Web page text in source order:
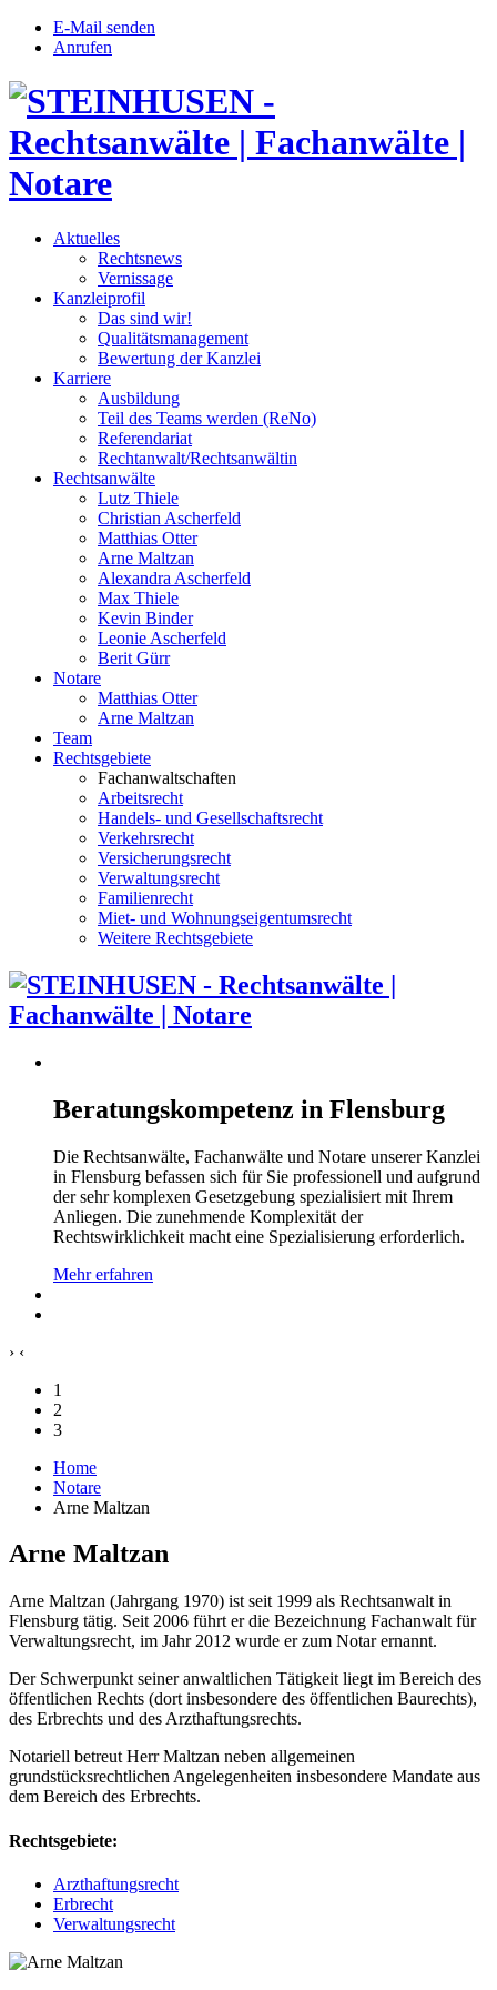
E-Mail senden
Anrufen
Aktuelles
Rechtsnews
Vernissage
Kanzleiprofil
Das sind wir!
Qualitätsmanagement
Bewertung der Kanzlei
Karriere
Ausbildung
Teil des Teams werden (ReNo)
Referendariat
Rechtanwalt/Rechtsanwältin
Rechtsanwälte
Lutz Thiele
Christian Ascherfeld
Matthias Otter
Arne Maltzan
Alexandra Ascherfeld
Max Thiele
Kevin Binder
Leonie Ascherfeld
Berit Gürr
Notare
Matthias Otter
Arne Maltzan
Team
Rechtsgebiete
Fachanwaltschaften
Arbeitsrecht
Handels- und Gesellschaftsrecht
Verkehrsrecht
Versicherungsrecht
Verwaltungsrecht
Familienrecht
Miet- und Wohnungseigentumsrecht
Weitere Rechtsgebiete
Beratungskompetenz in Flensburg
Die Rechtsanwälte, Fachanwälte und Notare unserer Kanzlei
in Flensburg befassen sich für Sie professionell und aufgrund
der sehr komplexen Gesetzgebung spezialisiert mit Ihrem
Anliegen. Die zunehmende Komplexität der
Rechtswirklichkeit macht eine Spezialisierung erforderlich.
Mehr erfahren
› ‹
1
2
3
Home
Notare
Arne Maltzan
Arne Maltzan
Arne Maltzan (Jahrgang 1970) ist seit 1999 als Rechtsanwalt in
Flensburg tätig. Seit 2006 führt er die Bezeichnung Fachanwalt für
Verwaltungsrecht, im Jahr 2012 wurde er zum Notar ernannt.
Der Schwerpunkt seiner anwaltlichen Tätigkeit liegt im Bereich des
öffentlichen Rechts (dort insbesondere des öffentlichen Baurechts),
des Erbrechts und des Arzthaftungsrechts.
Notariell betreut Herr Maltzan neben allgemeinen
grundstücksrechtlichen Angelegenheiten insbesondere Mandate aus
dem Bereich des Erbrechts.
Rechtsgebiete:
Arzthaftungsrecht
Erbrecht
Verwaltungsrecht